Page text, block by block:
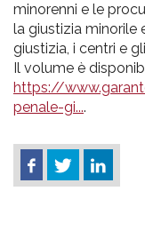
minorenni e le
la giustizia minorile
giustizia, i centri e
Il volume è
https://
penale-gi....